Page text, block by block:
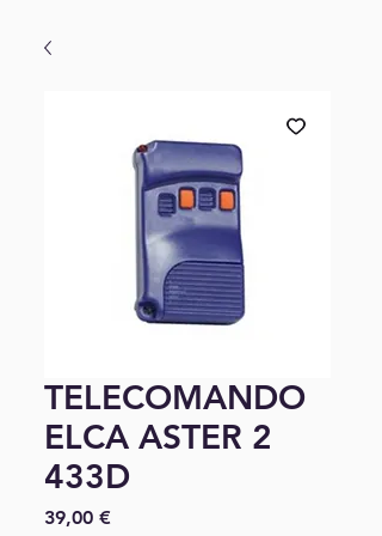
TELECOMANDO
ELCA ASTER 2
433D
39,00 €Precio